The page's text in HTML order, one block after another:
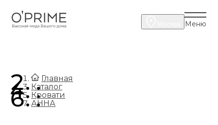
Меню
Главная
.
Каталог
.
Кровати
.
АННА